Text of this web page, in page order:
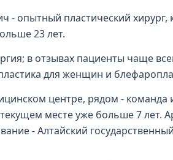
- опытный пластический хирург,
23 лет.
в отзывах пациенты чаще
для женщин и
центре, рядом - команда
месте уже больше 7 лет.
- Алтайский